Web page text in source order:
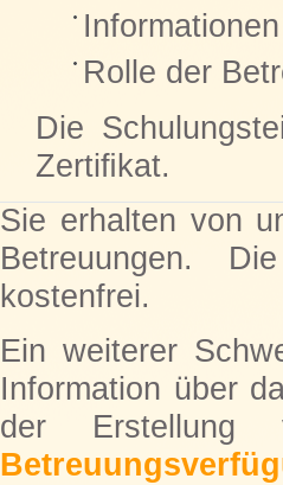
Rolle der
Die
Zertiﬁkat.
Sie erhalten von
Betreuungen.
kostenfrei.
Ein weiterer
Information über
der